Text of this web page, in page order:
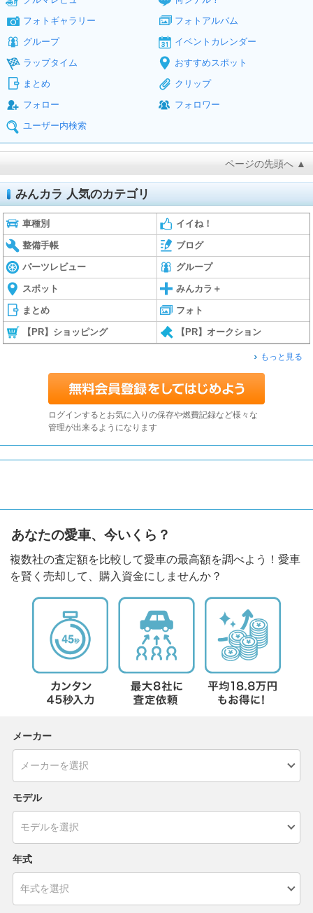
フォトギャラリー
フォトアルバム
グループ
イベントカレンダー
ラップタイム
おすすめスポット
まとめ
クリップ
フォロー
フォロワー
ユーザー内検索
ページの先頭へ ▲
みんカラ 人気のカテゴリ
車種別 イイね！
整備手帳 ブログ
パーツレビュー グループ
スポット みんカラ＋
まとめ フォト
【PR】ショッピング 【PR】オークション
もっと見る
ログインするとお気に入りの保存や燃費記録など様々な
管理が出来るようになります
あなたの愛車、今いくら？
複数社の査定額を比較して愛車の最高額を調べよう！愛車
を賢く売却して、購入資金にしませんか？
メーカー
モデル
年式